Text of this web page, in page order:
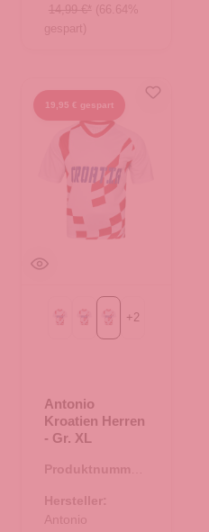
14,99 €* (66.64%
gespart)
19,95 € gespart
Gr. LGr. MGr. XL
+2
Antonio
Kroatien Herren
- Gr. XL
Produktnummer:
Hersteller:
Antonio